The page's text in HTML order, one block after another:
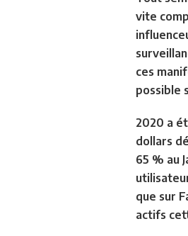
vite
ces
possible
2020 a
dollars
65 % au
que sur
actifs